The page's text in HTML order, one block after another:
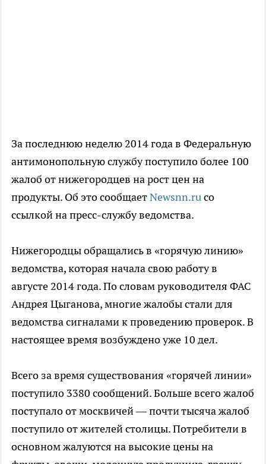
За последнюю неделю 2014 года в Федеральную
антимонопольную службу поступило более 100
жалоб от нижегородцев на рост цен на
продукты. Об это сообщаетNewsnn.ruсо
ссылкой на пресс-службу ведомства.
Нижегородцы обращались в «горячую линию»
ведомства, которая начала свою работу в
августе 2014 года. По словам руководителя ФАС
Андрея Цыганова, многие жалобы стали для
ведомства сигналами к проведению проверок. В
настоящее время возбуждено уже 10 дел.
Всего за время существования «горячей линии»
поступило 3380 сообщений. Больше всего жалоб
поступало от москвичей — почти тысяча жалоб
поступило от жителей столицы. Потребители в
основном жалуются на высокие цены на